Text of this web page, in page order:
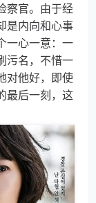
察官。由于经
是内向和心事
一心一意：一
污名，不惜一
对他好，即使
最后一刻，这